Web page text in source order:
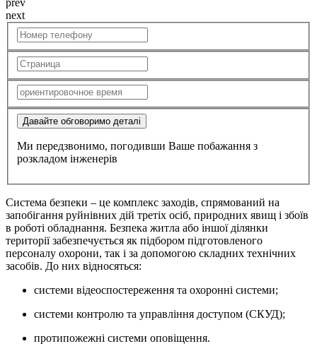
prev
next
Давайте обговоримо деталі
Ми передзвонимо, погодивши Ваше побажання з
розкладом інженерів
Система безпеки – це комплекс заходів, спрямований на
запобігання руйнівних дій третіх осіб, природних явищ і збоїв
в роботі обладнання. Безпека житла або іншої ділянки
території забезпечується як підбором підготовленого
персоналу охорони, так і за допомогою складних технічних
засобів. До них відносяться:
системи відеоспостереження та охоронні системи;
системи контролю та управління доступом (СКУД);
протипожежні системи оповіщення.